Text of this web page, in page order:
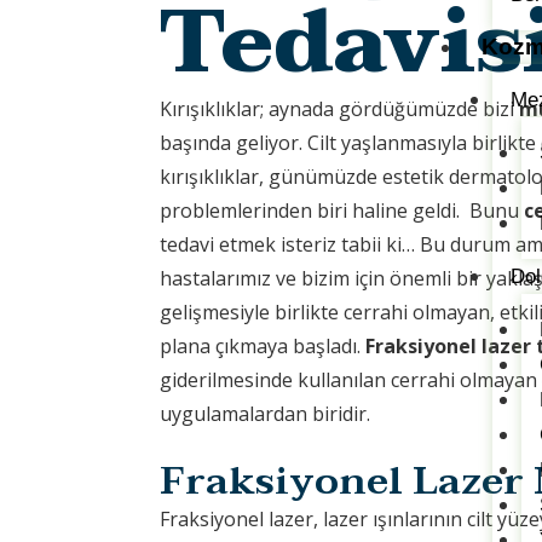
Kırışıklıklar; aynada gördüğümüzde bizi
başında geliyor. Cilt yaşlanmasıyla
kırışıklıklar, günümüzde estetik
problemlerinden biri haline geldi. Bunu
tedavi etmek isteriz tabii ki… Bu durum
hastalarımız ve bizim için önemli bir
gelişmesiyle birlikte cerrahi olmayan,
plana çıkmaya başladı. Fraksiyonel lazer
giderilmesinde kullanılan cerrahi olmayan
uygulamalardan biridir.
Fraksiyonel Lazer
Fraksiyonel lazer, lazer ışınlarının cilt